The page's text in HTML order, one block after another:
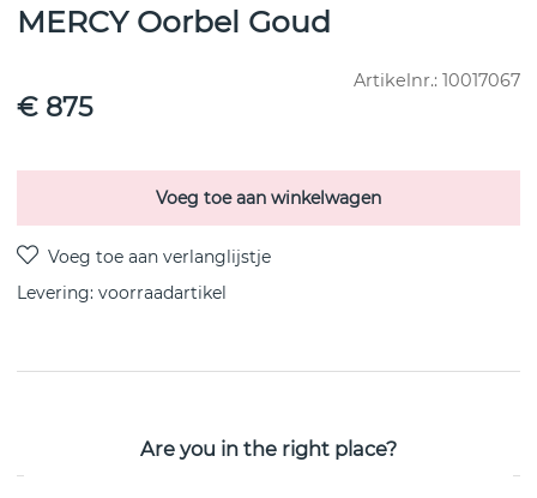
MERCY Oorbel Goud
Artikelnr.: 10017067
€ 875
Voeg toe aan winkelwagen
Levering: voorraadartikel
MERCY Oorbel Goud van het Deense Georg Jensen
Are you in the right place?